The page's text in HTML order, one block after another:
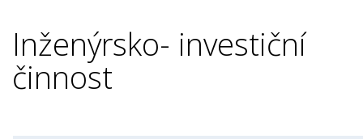
Inženýrsko- investiční
činnost